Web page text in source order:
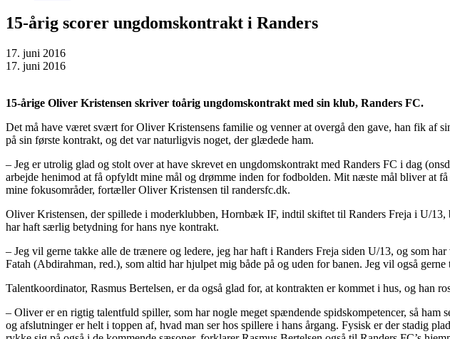
15-årig scorer ungdomskontrakt i Randers
17. juni 2016
17. juni 2016
15-årige Oliver Kristensen skriver toårig ungdomskontrakt med sin klub, Randers FC.
Det må have været svært for Oliver Kristensens familie og venner at overgå den gave, han fik af
på sin første kontrakt, og det var naturligvis noget, der glædede ham.
– Jeg er utrolig glad og stolt over at have skrevet en ungdomskontrakt med Randers FC i dag
arbejde henimod at få opfyldt mine mål og drømme inden for fodbolden. Mit næste mål bliver at
mine fokusområder, fortæller Oliver Kristensen til randersfc.dk.
Oliver Kristensen, der spillede i moderklubben, Hornbæk IF, indtil skiftet til Randers Freja i U/13,
har haft særlig betydning for hans nye kontrakt.
– Jeg vil gerne takke alle de trænere og ledere, jeg har haft i Randers Freja siden U/13, og som
Fatah (Abdirahman, red.), som altid har hjulpet mig både på og uden for banen. Jeg vil også
Talentkoordinator, Rasmus Bertelsen, er da også glad for, at kontrakten er kommet i hus, og han
– Oliver er en rigtig talentfuld spiller, som har nogle meget spændende spidskompetencer, så
og afslutninger er helt i toppen af, hvad man ser hos spillere i hans årgang. Fysisk er der stadig